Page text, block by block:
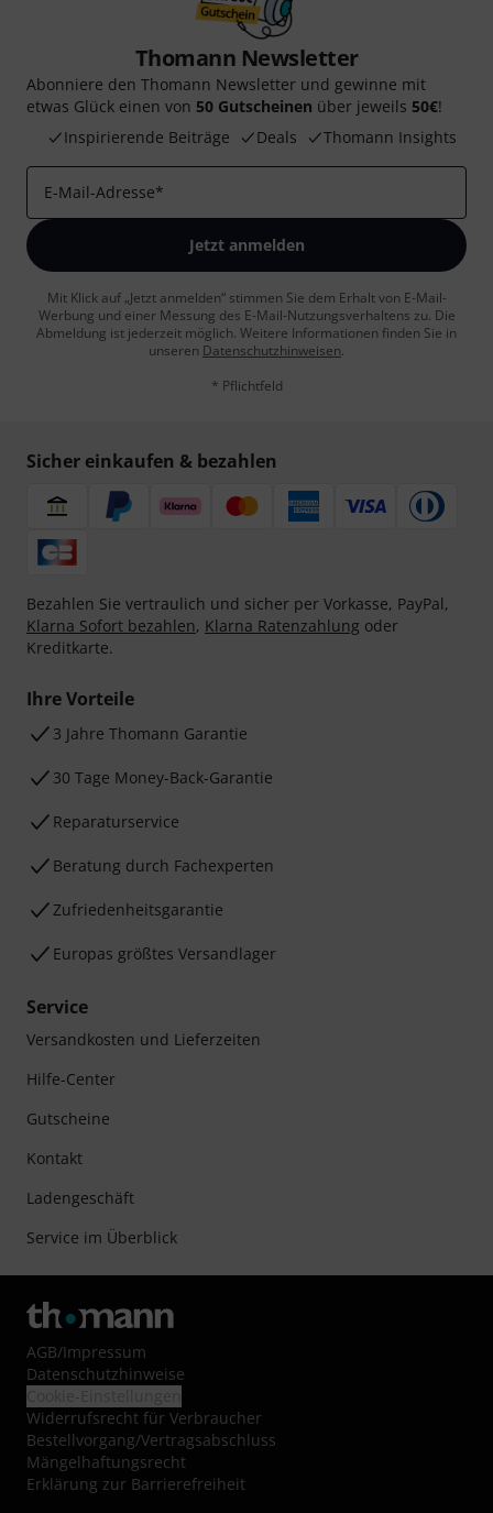
Thomann Newsletter
Abonniere den Thomann Newsletter und gewinne mit
etwas Glück einen von 50 Gutscheinen über jeweils 50€!
Inspirierende Beiträge
Deals Thomann Insights
E-Mail-Adresse*
Jetzt anmelden
Mit Klick auf „Jetzt anmelden“ stimmen Sie dem Erhalt von E-Mail-
Werbung und einer Messung des E-Mail-Nutzungsverhaltens zu. Die
Abmeldung ist jederzeit möglich. Weitere Informationen finden Sie in
unseren Datenschutzhinweisen.
* Pflichtfeld
Sicher einkaufen & bezahlen
Bezahlen Sie vertraulich und sicher per Vorkasse, PayPal,
Klarna Sofort bezahlen, Klarna Ratenzahlung oder
Kreditkarte.
Ihre Vorteile
3 Jahre Thomann Garantie
30 Tage Money-Back-Garantie
Reparaturservice
Beratung durch Fachexperten
Zufriedenheitsgarantie
Europas größtes Versandlager
Service
Versandkosten und Lieferzeiten
Hilfe-Center
Gutscheine
Kontakt
Ladengeschäft
Service im Überblick
AGB/Impressum
Datenschutzhinweise
Widerrufsrecht für Verbraucher
Bestellvorgang/Vertragsabschluss
Mängelhaftungsrecht
Erklärung zur Barrierefreiheit